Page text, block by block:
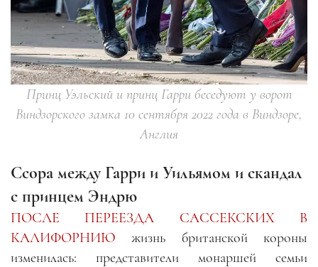
Принц Уэльский и принц Гарри беседуют у ворот
Виндзорского замка 10 сентября 2022 года в Виндзоре,
Англия
Ссора между Гарри и Уильямом и скандал
с принцем Эндрю
ПОСЛЕ ПЕРЕЕЗДА САССЕКСКИХ В
КАЛИФОРНИЮ жизнь британской короны
изменилась: представители монаршей семьи